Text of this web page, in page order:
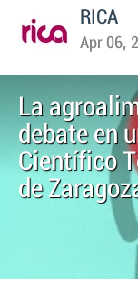
RICA
Apr 06,
La
debate en
Científico
de